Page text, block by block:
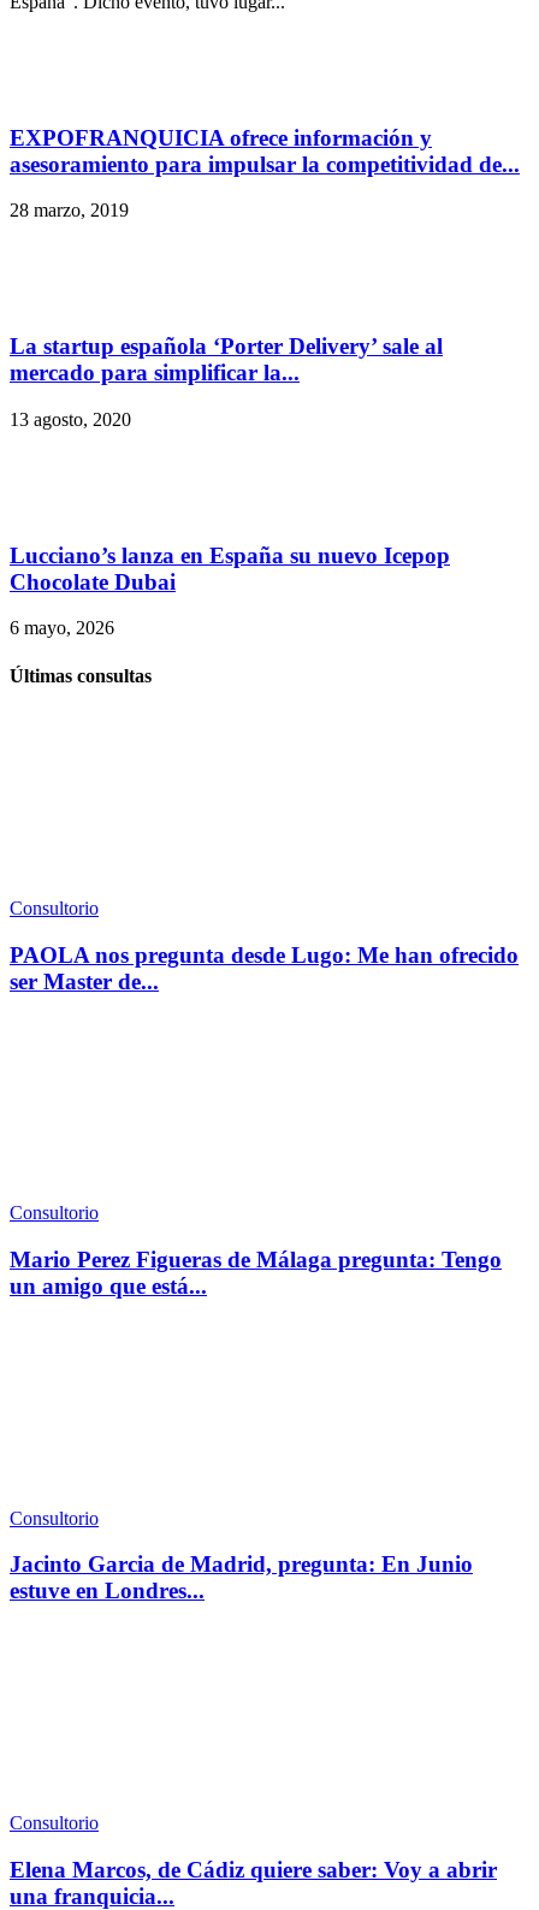
EXPOFRANQUICIA ofrece información y
asesoramiento para impulsar la competitividad de...
28 marzo, 2019
La startup española ‘Porter Delivery’ sale al
mercado para simplificar la...
13 agosto, 2020
Lucciano’s lanza en España su nuevo Icepop
Chocolate Dubai
6 mayo, 2026
Últimas consultas
Consultorio
PAOLA nos pregunta desde Lugo: Me han ofrecido
ser Master de...
Consultorio
Mario Perez Figueras de Málaga pregunta: Tengo
un amigo que está...
Consultorio
Jacinto Garcia de Madrid, pregunta: En Junio
estuve en Londres...
Consultorio
Elena Marcos, de Cádiz quiere saber: Voy a abrir
una franquicia...